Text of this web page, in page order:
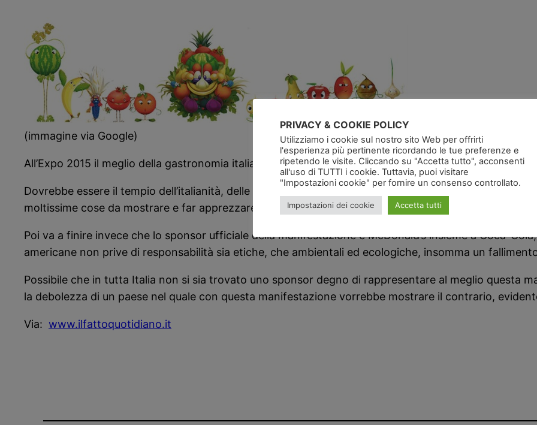
(immagine via Google)
All’Expo 2015 il meglio della gastronomia italiana poi lo sponsor ufficiale è McDonald’s …
Dovrebbe essere il tempio dell’italianità, delle bellezze e dell’arte italiana comprese le produzioni
moltissime cose da mostrare e far apprezzare al mondo, è un evento nel quale il prodotto italiano è
Poi va a finire invece che lo sponsor ufficiale della manifestazione è McDonald’s insieme a Coca-
americane non prive di responsabilità sia etiche, che ambientali ed ecologiche, insomma un
Possibile che in tutta Italia non si sia trovato uno sponsor degno di rappresentare al meglio questa
la debolezza di un paese nel quale con questa manifestazione vorrebbe mostrare il contrario,
Via: www.ilfattoquotidiano.it
PRIVACY & COOKIE POLICY
Utilizziamo i cookie sul nostro sito Web per offrirti
l'esperienza più pertinente ricordando le tue preferenze e
ripetendo le visite. Cliccando su "Accetta tutto", acconsenti
all'uso di TUTTI i cookie. Tuttavia, puoi visitare
"Impostazioni cookie" per fornire un consenso controllato.
Impostazioni dei cookie Accetta tutti